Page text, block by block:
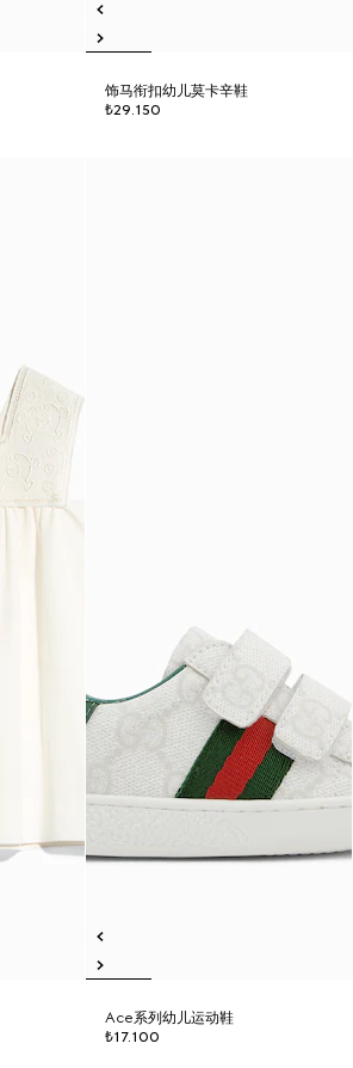
饰马衔扣幼儿莫卡辛鞋
₺29.150
Ace系列幼儿运动鞋
₺17.100